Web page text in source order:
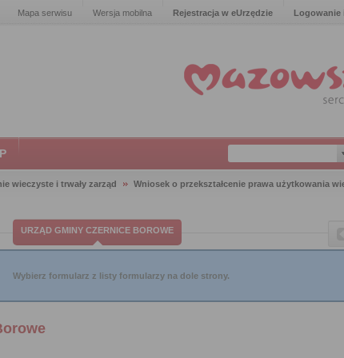
Mapa serwisu Wersja mobilna Rejestracja w eUrzędzie Logowanie
wieczyste i trwały zarząd
Wniosek o przekształcenie prawa użytkowania
URZĄD GMINY CZERNICE BOROWE
Wybierz formularz z listy formularzy na dole strony.